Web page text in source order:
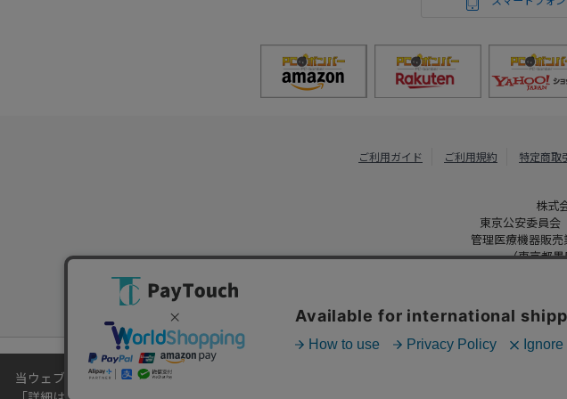
ご利用ガイド ご利用規約 特定商取
株式
東京公安委員会
管理医療機器販
（東京都
Copyright 2022
当ウェブサイトでは、お客様により良いサービスをご提供するため、クッキーを利用しています